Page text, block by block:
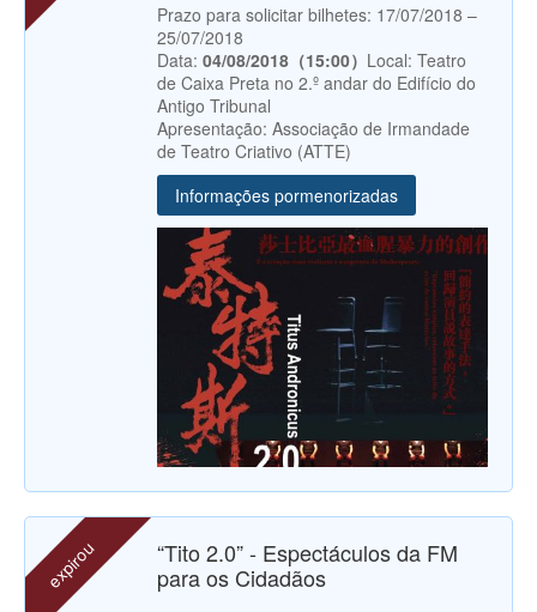
Prazo para solicitar bilhetes: 17/07/2018 –
25/07/2018
Data: 04/08/2018（15:00） Local: Teatro
de Caixa Preta no 2.º andar do Edifício do
Antigo Tribunal
Apresentação: Associação de Irmandade
de Teatro Criativo (ATTE)
Informações pormenorizadas
expirou
“Tito 2.0” - Espectáculos da FM
para os Cidadãos